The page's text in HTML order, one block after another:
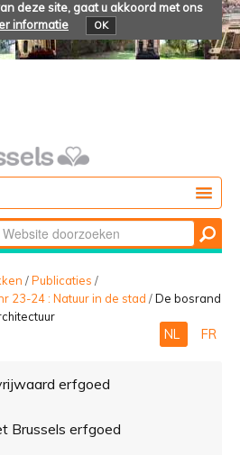
deze site, gaat u akkoord met ons
informatie OK
/Publicaties /
23-24 : Natuur in de stad /De bosrand
NL FR
erfgoed
Brussels erfgoed